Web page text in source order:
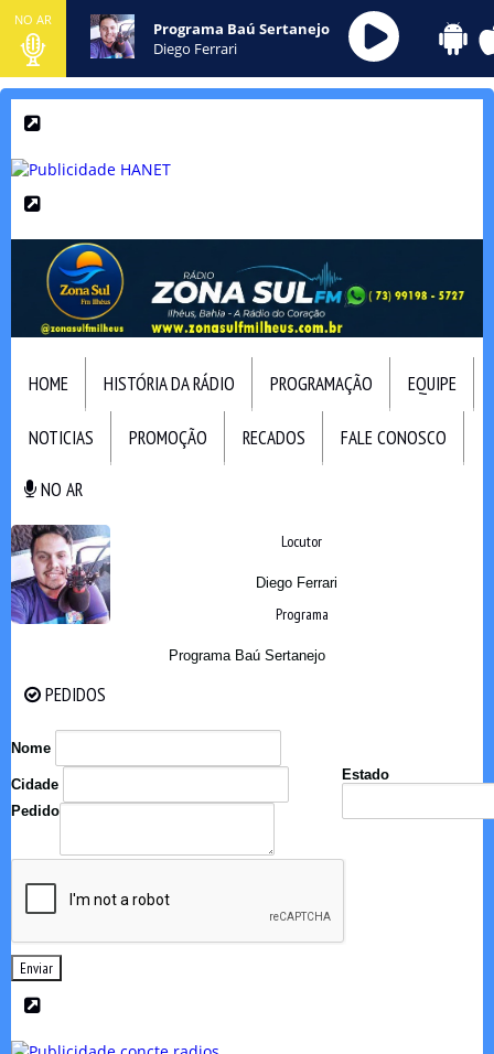
NO AR
Programa Baú Sertanejo
Diego Ferrari
HOME HISTÓRIA DA RÁDIO PROGRAMAÇÃO EQUIPE
NOTICIAS PROMOÇÃO RECADOS FALE CONOSCO
NO AR
Locutor
Diego Ferrari
Programa
Programa Baú Sertanejo
PEDIDOS
Nome
Cidade
Estado
Pedido
Enviar